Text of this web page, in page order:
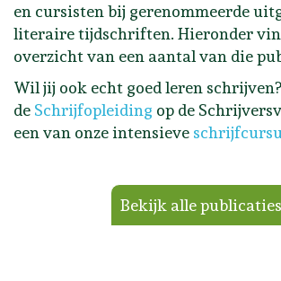
en cursisten bij gerenommeerde
literaire tijdschriften. Hieronder
overzicht van een aantal van die
Wil jij ook echt goed leren
de Schrijfopleiding op de
een van onze intensieve
Bekijk alle publicaties